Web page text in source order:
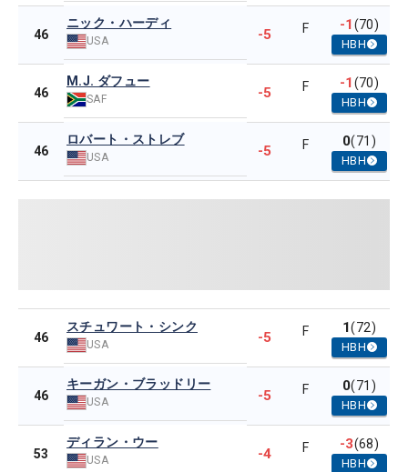
46
ニック・ハーディ
USA -5 F -1(70)
HBH
46
M.J. ダフュー
SAF -5 F -1(70)
HBH
46
ロバート・ストレブ
USA -5 F 0(71)
HBH
46
スチュワート・シンク
USA -5 F 1(72)
HBH
46
キーガン・ブラッドリー
USA -5 F 0(71)
HBH
53
ディラン・ウー
USA -4 F -3(68)
HBH